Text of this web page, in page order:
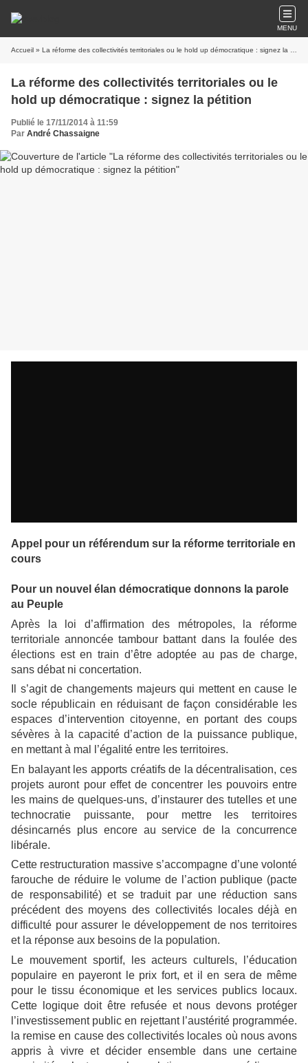
MENU
Accueil » La réforme des collectivités territoriales ou le hold up démocratique : signez la pétition
La réforme des collectivités territoriales ou le
hold up démocratique : signez la pétition
Publié le 17/11/2014 à 11:59
Par André Chassaigne
Appel pour un référendum sur la réforme territoriale en
cours
Pour un nouvel élan démocratique donnons la parole
au Peuple
Après la loi d’affirmation des métropoles, la réforme
territoriale annoncée tambour battant dans la foulée des
élections est en train d’être adoptée au pas de charge,
sans débat ni concertation.
Il s’agit de changements majeurs qui mettent en cause le
socle républicain en réduisant de façon considérable les
espaces d’intervention citoyenne, en portant des coups
sévères à la capacité d’action de la puissance publique,
en mettant à mal l’égalité entre les territoires.
En balayant les apports créatifs de la décentralisation, ces
projets auront pour effet de concentrer les pouvoirs entre
les mains de quelques-uns, d’instaurer des tutelles et une
technocratie puissante, pour mettre les territoires
désincarnés plus encore au service de la concurrence
libérale.
Cette restructuration massive s’accompagne d’une volonté
farouche de réduire le volume de l’action publique (pacte
de responsabilité) et se traduit par une réduction sans
précédent des moyens des collectivités locales déjà en
difficulté pour assurer le développement de nos territoires
et la réponse aux besoins de la population.
Le mouvement sportif, les acteurs culturels, l’éducation
populaire en payeront le prix fort, et il en sera de même
pour le tissu économique et les services publics locaux.
Cette logique doit être refusée et nous devons protéger
l’investissement public en rejettant l’austérité programmée.
la remise en cause des collectivités locales où nous avons
appris à vivre et décider ensemble dans une certaine